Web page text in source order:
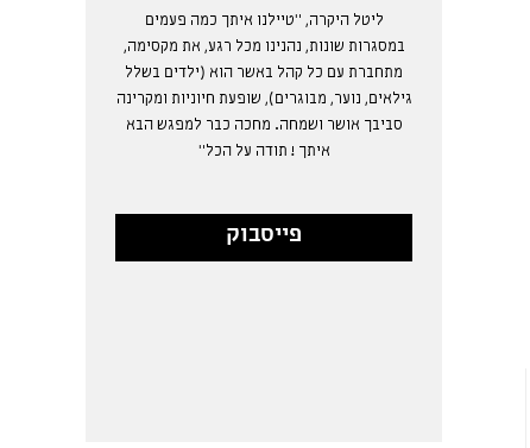
ליטל היקרה, "טיילנו איתך כמה פעמים
במסגרות שונות, נהנינו מכל רגע, את מקסימה,
מתחברת עם כל קהל באשר הוא (ילדים בשלל
גילאים, נוער, מבוגרים), שופעת חיוניות ומקרינה
סביבך אושר ושמחה. מחכה כבר למפגש הבא
איתך ! תודה על הכל"
פייסבוק